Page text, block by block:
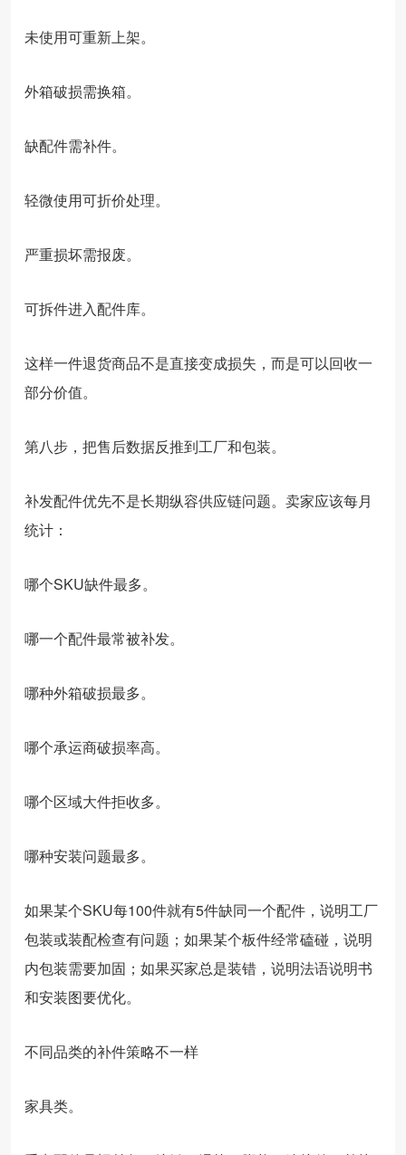
未使用可重新上架。
外箱破损需换箱。
缺配件需补件。
轻微使用可折价处理。
严重损坏需报废。
可拆件进入配件库。
这样一件退货商品不是直接变成损失，而是可以回收一
部分价值。
第八步，把售后数据反推到工厂和包装。
补发配件优先不是长期纵容供应链问题。卖家应该每月
统计：
哪个SKU缺件最多。
哪一个配件最常被补发。
哪种外箱破损最多。
哪个承运商破损率高。
哪个区域大件拒收多。
哪种安装问题最多。
如果某个SKU每100件就有5件缺同一个配件，说明工厂
包装或装配检查有问题；如果某个板件经常磕碰，说明
内包装需要加固；如果买家总是装错，说明法语说明书
和安装图要优化。
不同品类的补件策略不一样
家具类。